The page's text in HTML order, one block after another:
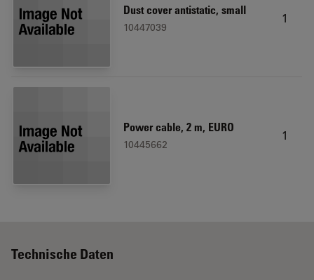
Dust cover antistatic, small
10447039
1
Power cable, 2 m, EURO
10445662
1
Technische Daten